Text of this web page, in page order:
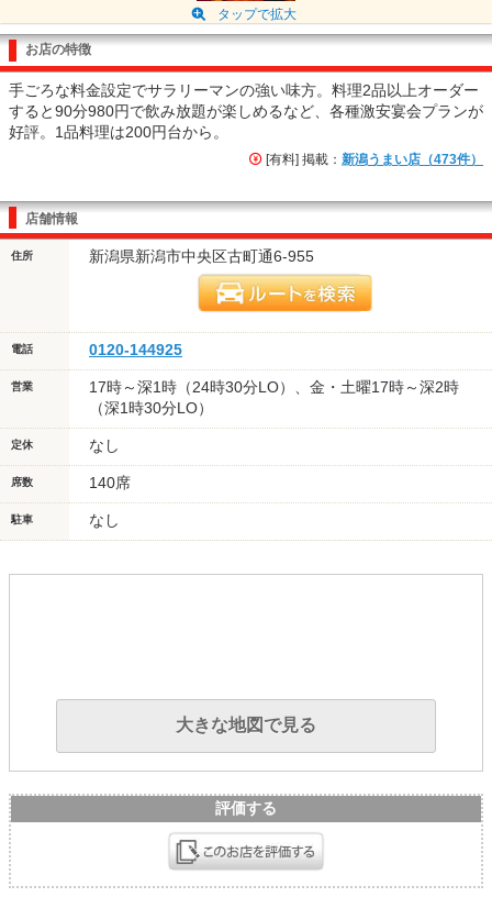
タップで拡大
お店の特徴
手ごろな料金設定でサラリーマンの強い味方。料理2品以上オーダー
すると90分980円で飲み放題が楽しめるなど、各種激安宴会プランが
好評。1品料理は200円台から。
[有料] 掲載： 新潟うまい店（473件）
店舗情報
住所 新潟県新潟市中央区古町通6-955
電話 0120-144925
営業
17時～深1時（24時30分LO）、金・土曜17時～深2時
（深1時30分LO）
定休 なし
席数 140席
駐車 なし
大きな地図で見る
評価する